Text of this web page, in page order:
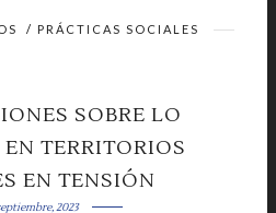
/ PRÁCTICAS SOCIALES
SOBRE LO
TERRITORIOS
EN TENSIÓN
2023